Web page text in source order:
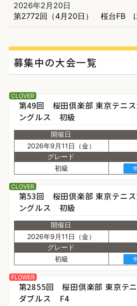
2026年2月20日
第2772回（4月20日） 桜台FB
募集中の大会一覧
第49回 桜田倶楽部 東京テニ
ングルス 初級
開催日
2026年9月11日（金）
グレード
初級
CLOVER
第53回 桜田倶楽部 東京テニ
ングルス 初級
開催日
2026年9月11日（金）
グレード
初級
CLOVER
第2855回 桜田倶楽部 東京テ
ダブルス F4
FLOWER